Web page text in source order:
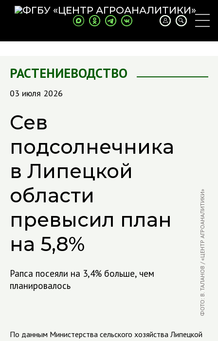
РАСТЕНИЕВОДСТВО
03 июля 2026
Сев
подсолнечника
в Липецкой
области
превысил план
на 5,8%
Рапса посеяли на 3,4% больше, чем
планировалось
ФОТО: В. ТАЛАНОВ / «ЦЕНТР АГРОАНАЛИТИКИ»
По данным Министерства сельского хозяйства Липецкой